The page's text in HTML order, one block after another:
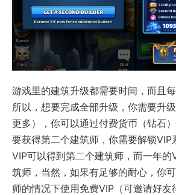
游戏里的建筑升级都需要时间，而且
所以，想要完成全部升级，你需要升
更多），你可以通过付费货币（钻石
要获得第二个建筑师，你需要解锁
VIP可以得到第二个建筑师，而一年的
筑师，当然，如果有足够的耐心，你
师的情况下使用免费VIP（可邀请好友